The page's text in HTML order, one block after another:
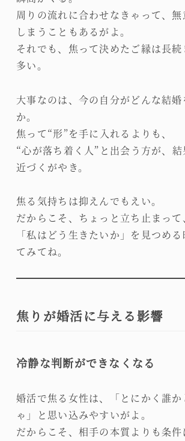
周りの流れに合わせなきゃって、
しまうこともあるがよ。
それでも、焦って決めたご縁は長
多い。
大事なのは、今の自分がどんな結婚
か。
焦って“形”を手に入れるよりも、
“心が落ち着く人”と出会う方が、
近づくがやき。
焦る気持ちは抑えんでもえい。
だからこそ、ちょっと立ち止まって
「私はどう生きたいか」を見つめ
てみてね。
焦りが婚活に与える影響
冷静な判断ができなくなる
婚活で焦る女性は、「とにかく誰か
ゃ」と思い込みやすいがよ。
だからこそ、相手の本質よりも条